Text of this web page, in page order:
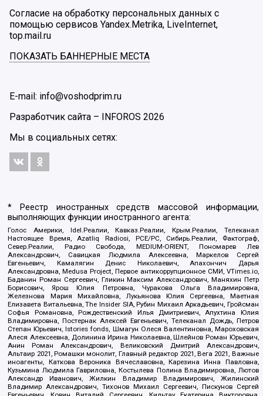
Согласие на обработку персональных данных с
помощью сервисов Yandex.Metrika, LiveInternet,
top.mail.ru
ПОКАЗАТЬ БАННЕРНЫЕ МЕСТА
E-mail: info@voshodprim.ru
Разработчик сайта – INFOROS 2026
Мы в социальных сетях:
* Реестр иностранных средств массовой информации,
выполняющих функции иностранного агента:
Голос Америки, Idel.Реалии, Кавказ.Реалии, Крым.Реалии, Телеканал
Настоящее Время, Azatliq Radiosi, PCE/PC, Сибирь.Реалии, Фактограф,
Север.Реалии, Радио Свобода, MEDIUM-ORIENT, Пономарев Лев
Александрович, Савицкая Людмила Алексеевна, Маркелов Сергей
Евгеньевич, Камалягин Денис Николаевич, Апахончич Дарья
Александровна, Medusa Project, Первое антикоррупционное СМИ, VTimes.io,
Баданин Роман Сергеевич, Гликин Максим Александрович, Маняхин Петр
Борисович, Ярош Юлия Петровна, Чуракова Ольга Владимировна,
Железнова Мария Михайловна, Лукьянова Юлия Сергеевна, Маетная
Елизавета Витальевна, The Insider SIA, Рубин Михаил Аркадьевич, Гройсман
Софья Романовна, Рождественский Илья Дмитриевич, Апухтина Юлия
Владимировна, Постернак Алексей Евгеньевич, Телеканал Дождь, Петров
Степан Юрьевич, Istories fonds, Шмагун Олеся Валентиновна, Мароховская
Алеся Алексеевна, Долинина Ирина Николаевна, Шлейнов Роман Юрьевич,
Анин Роман Александрович, Великовский Дмитрий Александрович,
Альтаир 2021, Ромашки монолит, Главный редактор 2021, Вега 2021, Важные
иноагенты, Каткова Вероника Вячеславовна, Карезина Инна Павловна,
Кузьмина Людмила Гавриловна, Костылева Полина Владимировна, Лютов
Александр Иванович, Жилкин Владимир Владимирович, Жилинский
Владимир Александрович, Тихонов Михаил Сергеевич, Пискунов Сергей